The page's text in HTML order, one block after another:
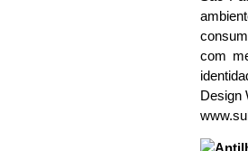
com
Design